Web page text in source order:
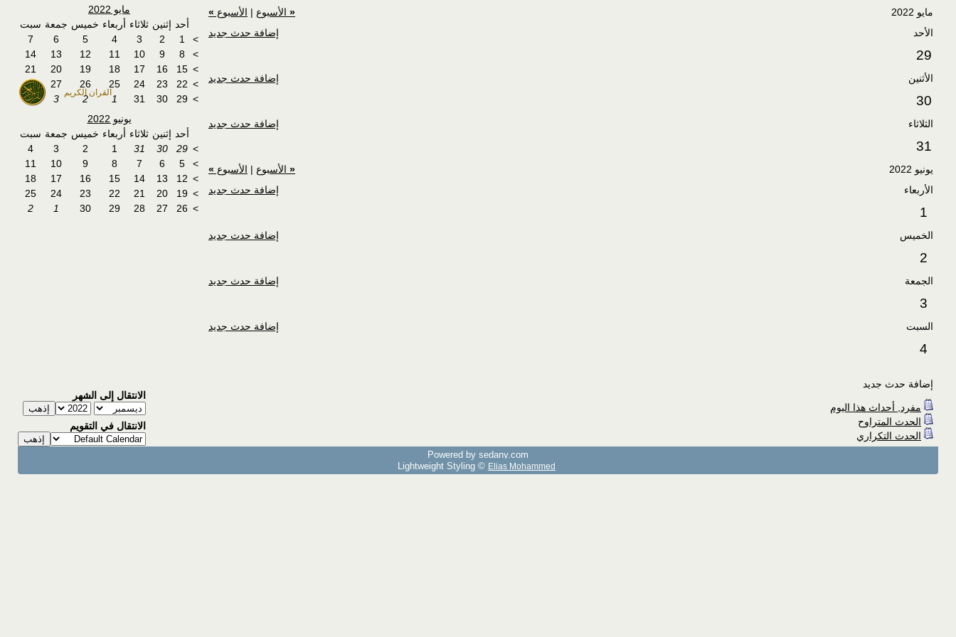
القران الكريم
« الأسبوع | الأسبوع »
مايو 2022
إضافة حدث جديد
الأحد
29
إضافة حدث جديد الأثنين
30
إضافة حدث جديد الثلاثاء
31
« الأسبوع | الأسبوع »
يونيو 2022
إضافة حدث جديد
الأربعاء
1
إضافة حدث جديد الخميس
2
إضافة حدث جديد الجمعة
3
إضافة حدث جديد السبت
4
مايو 2022
أحد إثنين ثلاثاء أربعاء خميس جمعة سبت
>
1
2
3
4
5
6
7
>
8
9
10
11
12
13
14
>
15
16
17
18
19
20
21
>
22
23
24
25
26
27
28
>
29
30
31
1
2
3
4
يونيو 2022
أحد إثنين ثلاثاء أربعاء خميس جمعة سبت
>
29
30
31
1
2
3
4
>
5
6
7
8
9
10
11
>
12
13
14
15
16
17
18
>
19
20
21
22
23
24
25
>
26
27
28
29
30
1
2
إضافة حدث جديد
مفرد, أحداث هذا اليوم
الحدث المتراوح
الحدث التكراري
الانتقال إلى الشهر
الانتقال في التقويم
Powered by sedany.com
Lightweight Styling © Elias Mohammed